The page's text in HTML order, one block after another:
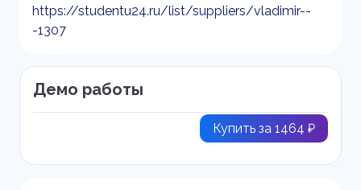
https://studentu24.ru/list/suppliers/vladimir--
-1307
Демо работы
Купить за 1464 ₽